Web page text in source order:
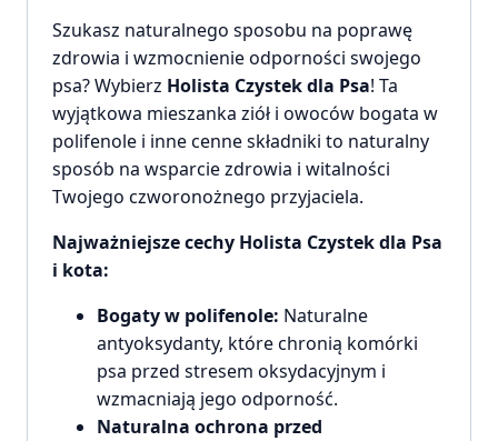
Szukasz naturalnego sposobu na poprawę
zdrowia i wzmocnienie odporności swojego
psa? Wybierz Holista Czystek dla Psa! Ta
wyjątkowa mieszanka ziół i owoców bogata w
polifenole i inne cenne składniki to naturalny
sposób na wsparcie zdrowia i witalności
Twojego czworonożnego przyjaciela.
Najważniejsze cechy Holista Czystek dla Psa
i kota:
Bogaty w polifenole: Naturalne
antyoksydanty, które chronią komórki
psa przed stresem oksydacyjnym i
wzmacniają jego odporność.
Naturalna ochrona przed